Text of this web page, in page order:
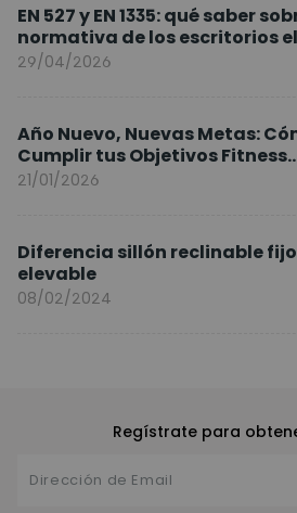
EN 527 y EN 1335: qué saber
normativa de los escritorios
y sillas ergonómicas
29/04/2026
Año Nuevo, Nuevas Metas:
Cumplir tus Objetivos Fitness
Entrenando en Casa
21/01/2026
Diferencia sillón reclinable
elevable
08/02/2024
Regístrate para